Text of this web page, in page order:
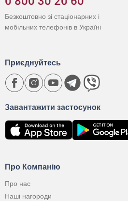
Безкоштовно зі стаціонарних і
мобільних телефонів в Україні
Про Компанію
Про нас
Наші нагороди
Завантажити застосунок
Приєднуйтесь